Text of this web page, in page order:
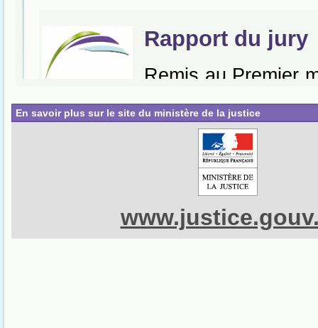
En savoir plus sur le site du ministère de la justice